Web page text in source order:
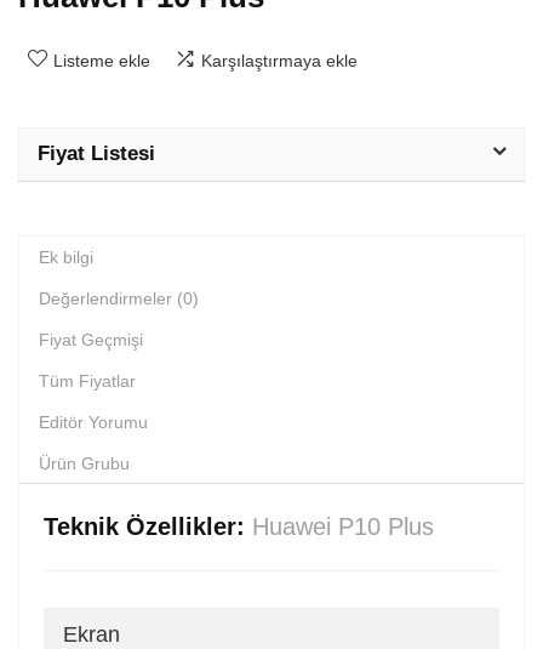
Listeme ekle Karşılaştırmaya ekle
Fiyat Listesi
Ek bilgi
Değerlendirmeler (0)
Fiyat Geçmişi
Tüm Fiyatlar
Editör Yorumu
Ürün Grubu
Teknik Özellikler: Huawei P10 Plus
Ekran